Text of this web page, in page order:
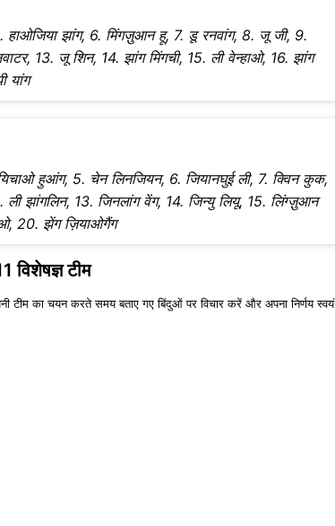
हाओजिया झांग, 6. मिंगज़ुआन हू, 7. डू रनवांग, 8. जू जी, 9.
13. जू शिन, 14. झांग मिंगची, 15. ली वेन्हाओ, 16. झांग
यांग
हुआंग, 5. चेन लिनजियन, 6. जियानघुई ली, 7. क्विन कुक,
झांगलिन, 13. जिनलांग वेंग, 14. जिन्यु लियू, 15. लिंग्ज़ुआन
20. झेंग ज़ियाओगैंग
विशेषज्ञ टीम
का चयन करते समय बताए गए बिंदुओं पर विचार करें और अपना निर्णय स्वयं